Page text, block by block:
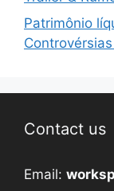
Patrimônio
Contact us
Email: